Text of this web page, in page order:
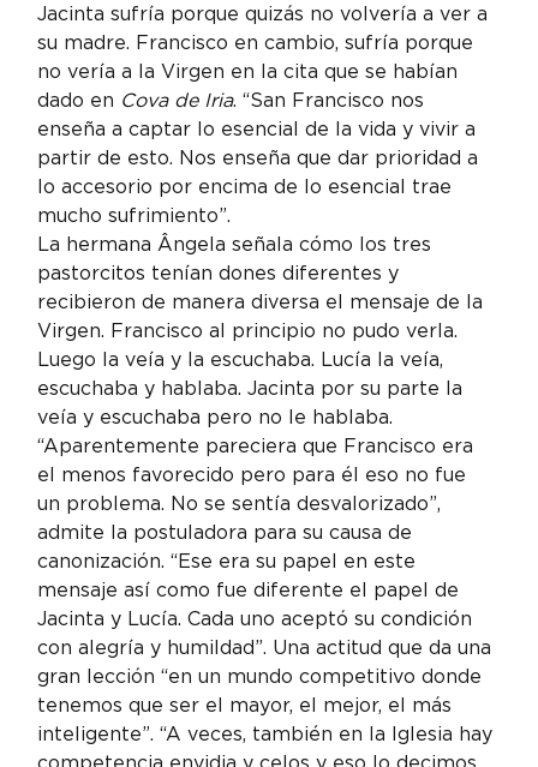
Jacinta sufría porque quizás no volvería a ver a
su madre. Francisco en cambio, sufría porque
no vería a la Virgen en la cita que se habían
dado en Cova de Iria. “San Francisco nos
enseña a captar lo esencial de la vida y vivir a
partir de esto. Nos enseña que dar prioridad a
lo accesorio por encima de lo esencial trae
mucho sufrimiento”.
La hermana Ângela señala cómo los tres
pastorcitos tenían dones diferentes y
recibieron de manera diversa el mensaje de la
Virgen. Francisco al principio no pudo verla.
Luego la veía y la escuchaba. Lucía la veía,
escuchaba y hablaba. Jacinta por su parte la
veía y escuchaba pero no le hablaba.
“Aparentemente pareciera que Francisco era
el menos favorecido pero para él eso no fue
un problema. No se sentía desvalorizado”,
admite la postuladora para su causa de
canonización. “Ese era su papel en este
mensaje así como fue diferente el papel de
Jacinta y Lucía. Cada uno aceptó su condición
con alegría y humildad”. Una actitud que da una
gran lección “en un mundo competitivo donde
tenemos que ser el mayor, el mejor, el más
inteligente”. “A veces, también en la Iglesia hay
competencia envidia y celos y eso lo decimos